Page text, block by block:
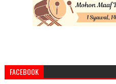
FACEBOOK